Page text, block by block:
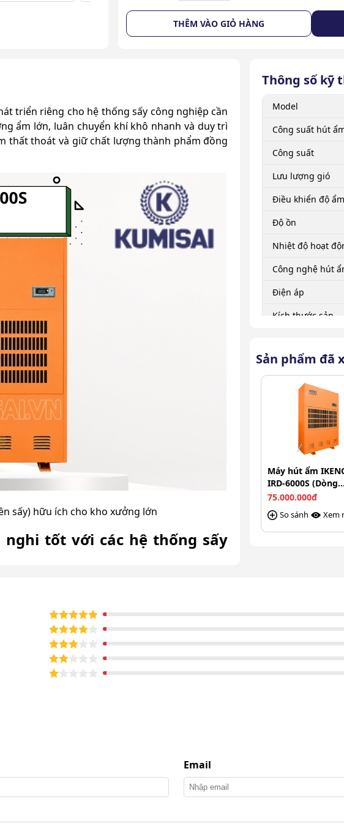
THÊM VÀO GIỎ HÀNG
triển riêng cho hệ thống sấy công nghiệp cần
ẩm lớn, luân chuyển khí khô nhanh và duy trì
thất thoát và giữ chất lượng thành phẩm đồng
sấy) hữu ích cho kho xưởng lớn
nghi tốt với các hệ thống sấy
lớn và cơ chế vận hành chuyên dụng cho
hấp hơi trở lại
lớn, kết hợp dàn lạnh diện tích rộng có thể tách
và duy trì độ ẩm ổn định, thiết bị còn giúp
Thông số kỹ
Model
Công suất hút
Công suất
Lưu lượng gió
Điều khiển độ ẩm
Độ ồn
Nhiệt độ hoạt
Công nghệ hút
Điện áp
Kích thước sản
Trọng lượng sản
phẩm
Xuất xứ
Sản phẩm đã
Máy hút ẩm
IRD-6000S (Dòng
chuyên sấy)
75.000.000đ
So sánh Xem
Email